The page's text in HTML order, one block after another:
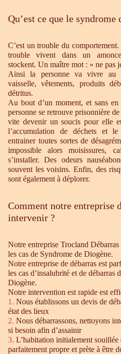
Qu’est ce que le syndrome
C’est un trouble du
trouble vivent dans un
stockent. Un maître mot : « ne pas
Ainsi la personne va vivre au
vaisselle, vêtements, produits
détritus.
Au bout d’un moment, et sans
personne se retrouve prisonnière
vite devenir un soucis pour elle
l’accumulation de déchets et
entrainer toutes sortes de
impossible alors moisissures,
s’installer. Des odeurs
souvent les voisins. Enfin, des
sont également à déplorer.
Comment notre entreprise
intervenir ?
Notre entreprise Trocland
les cas de Syndrome de Diogène.
Notre entreprise de débarras est
les cas d’insalubrité et de débarras
Diogène.
Notre intervention est rapide est
1. Nous établissons un devis de
état des lieux
2. Nous débarrassons, nettoyons
si besoin afin d’assainir
3. L’habitation initialement souillée
parfaitement propre et prète à être